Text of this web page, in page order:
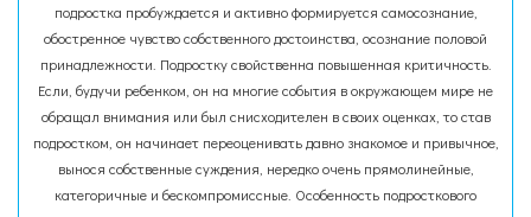
подростка пробуждается и активно формируется самосознание,
обостренное чувство собственного достоинства, осознание половой
принадлежности. Подростку свойственна повышенная критичность.
Если, будучи ребенком, он на многие события в окружающем мире не
обращал внимания или был снисходителен в своих оценках, то став
подростком, он начинает переоценивать давно знакомое и привычное,
вынося собственные суждения, нередко очень прямолинейные,
категоричные и бескомпромиссные. Особенность подросткового